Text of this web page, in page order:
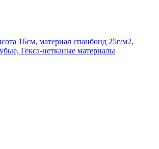
16см, материал спанбонд 25г/м2,
Гекса-нетканые материалы